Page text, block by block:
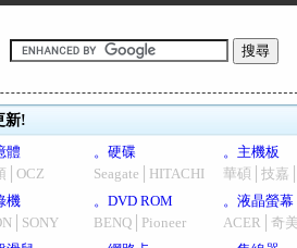
新!
體
│OCZ
。硬碟
Seagate│HITACHI
。主機板
華碩│技嘉
機
。DVD ROM
BENQ│Pioneer
。液晶螢幕
ACER│奇